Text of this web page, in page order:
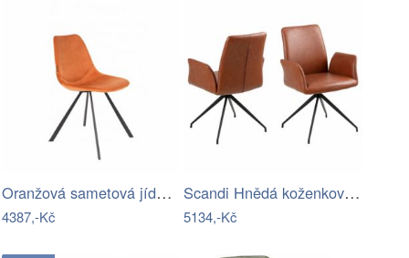
Oranžová sametová jídelní židle…
4387,-Kč
Scandi Hnědá koženková otočná jídelní…
5134,-Kč